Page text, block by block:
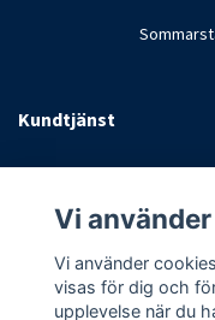
Kundtjänst
Vi
Vi använder
visas för dig och
upplevelse när du